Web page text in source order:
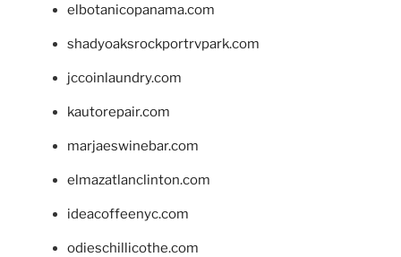
elbotanicopanama.com
shadyoaksrockportrvpark.com
jccoinlaundry.com
kautorepair.com
marjaeswinebar.com
elmazatlanclinton.com
ideacoffeenyc.com
odieschillicothe.com